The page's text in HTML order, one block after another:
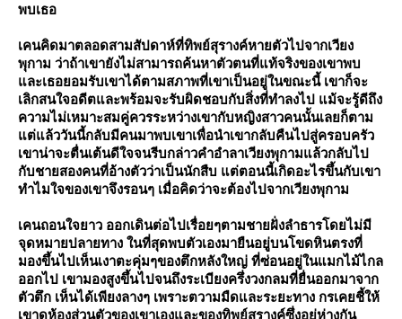
พบเธอ
เคนคิดมาตลอดสามสัปดาห์ที่ทิพย์สุรางค์หายตัวไปจากเวียง
พุกาม ว่าถ้าเขายังไม่สามารถค้นหาตัวตนที่แท้จริงของเขาพบ
ละเธอยอมรับเขาได้ตามสภาพที่เขาเป็นอยู่ในขณะนี้ เขาก็จะ
เลิกสนใจอดีตและพร้อมจะรับผิดชอบกับสิ่งที่ทำลงไป แม้จะรู้ดีถึง
ความไม่เหมาะสมคู่ควรระหว่างเขากับหญิงสาวคนนั้นเลยก็ตาม
ต่แล้ววันนี้กลับมีคนมาพบเขาเพื่อนำเขากลับคืนไปสู่ครอบครัว
เขาน่าจะตื่นเต้นดีใจจนรีบกล่าวคำอำลาเวียงพุกามแล้วกลับไป
กับชายสองคนที่อ้างตัวว่าเป็นนักสืบ แต่ตอนนี้เกิดอะไรขึ้นกับเขา
ทำไมใจของเขาจึงรอนๆ เมื่อคิดว่าจะต้องไปจากเวียงพุกาม
เคนถอนใจยาว ออกเดินต่อไปเรื่อยๆตามชายฝั่งลำธารโดยไม่มี
จุดหมายปลายทาง ในที่สุดพบตัวเองมายืนอยู่บนโขดหินตรงที่
มองขึ้นไปเห็นเงาตะคุ่มๆของตึกหลังใหญ่ ที่ซ่อนอยู่ในแมกไม้ไกล
ออกไป เขามองสูงขึ้นไปจนถึงระเบียงครึ่งวงกลมที่ยื่นออกมาจาก
ตัวตึก เห็นได้เพียงลางๆ เพราะตวามมืดและระยะทาง กรเคยชี้ให้
เขาดูห้องส่วนตัวของเขาเองและของทิพย์สุรางค์ซึ่งอยู่ห่างกัน